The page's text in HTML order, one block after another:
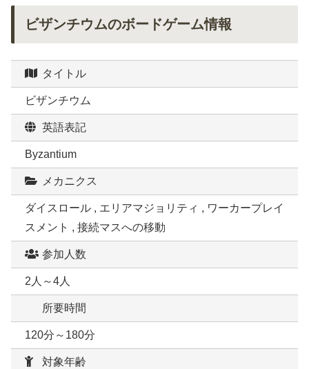
ビザンチウムのボードゲーム情報
タイトル
ビザンチウム
英語表記
Byzantium
メカニクス
ダイスロール , エリアマジョリティ , ワーカープレイ
スメント , 接続マスへの移動
参加人数
2人～4人
所要時間
120分～180分
対象年齢